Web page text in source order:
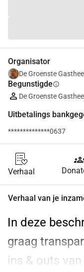
Organisator
De Groenste
Begunstigdeinfo
De Groenste
Uitbetalings
**************0637
Verhaal
Verhaal van je
In deze
graag
ins & outs van